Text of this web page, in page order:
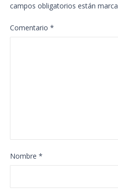
campos obligatorios están
Comentario *
Nombre *